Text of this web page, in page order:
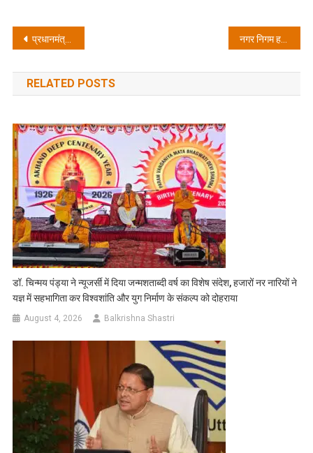
Post
navigation
प्रधानमंत्री श्री नरेन्द्र मोदी के विकसित भारत के संकल्प को पूरा करने की दिशा में हर क्षेत्र में तेजी से कार्य किये जाएं: मुख्यमंत्री पुष्कर सिंह धामी
RELATED POSTS
डॉ. चिन्मय पंड्या ने न्यूजर्सी में दिया जन्मशताब्दी वर्ष का विशेष संदेश, हजारों नर नारियों ने
यज्ञ में सहभागिता कर विश्वशांति और युग निर्माण के संकल्प को दोहराया
August 4, 2026 Balkrishna Shastri